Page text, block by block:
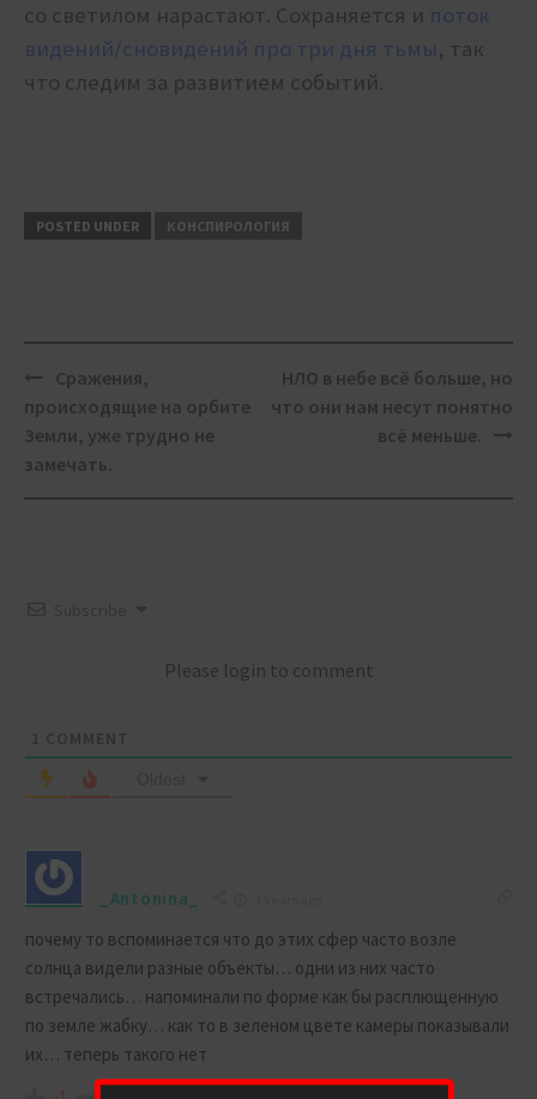
со светилом нарастают. Сохраняется и поток
видений/сновидений про три дня тьмы, так
что следим за развитием событий.
POSTED UNDER КОНСПИРОЛОГИЯ
Post
navigation
Сражения,
происходящие на орбите
Земли, уже трудно не
замечать.
НЛО в небе всё больше, но
что они нам несут понятно
всё меньше.
Please login to comment
_Antonina_
почему то вспоминается что до этих сфер часто возле
солнца видели разные объекты… одни из них часто
встречались… напоминали по форме как бы расплющенную
по земле жабку… как то в зеленом цвете камеры показывали
их… теперь такого нет